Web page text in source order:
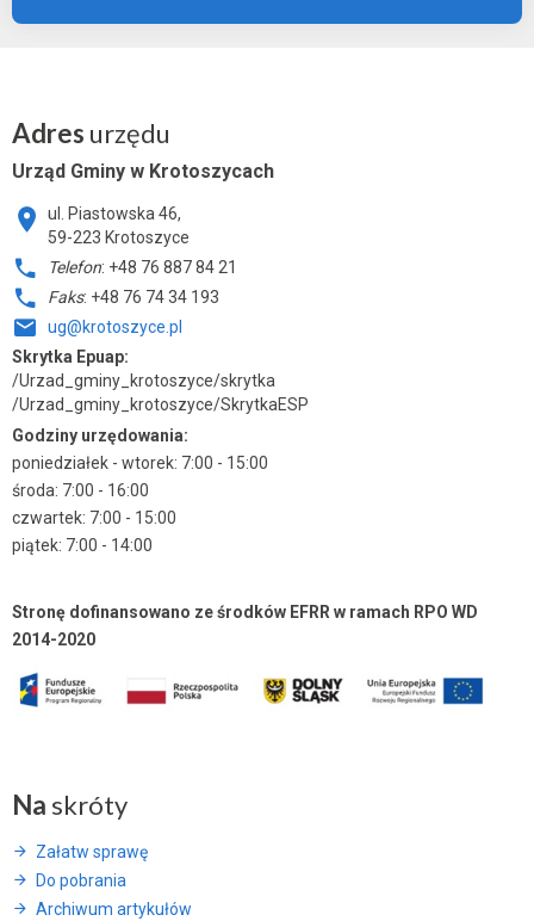
Adres urzędu
Urząd Gminy w Krotoszycach
ul. Piastowska 46,
59-223 Krotoszyce
Telefon: +48 76 887 84 21
Faks: +48 76 74 34 193
ug@krotoszyce.pl
Skrytka Epuap:
/Urzad_gminy_krotoszyce/skrytka
/Urzad_gminy_krotoszyce/SkrytkaESP
Godziny urzędowania:
poniedziałek - wtorek: 7:00 - 15:00
środa: 7:00 - 16:00
czwartek: 7:00 - 15:00
piątek: 7:00 - 14:00
Stronę dofinansowano ze środków EFRR w ramach RPO WD
2014-2020
Na skróty
Załatw sprawę
Do pobrania
Archiwum artykułów